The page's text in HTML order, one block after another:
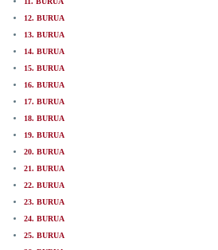
12. BURUA
13. BURUA
14. BURUA
15. BURUA
16. BURUA
17. BURUA
18. BURUA
19. BURUA
20. BURUA
21. BURUA
22. BURUA
23. BURUA
24. BURUA
25. BURUA